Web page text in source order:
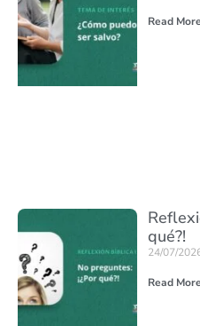
Read
qué?!
24/07/
Read